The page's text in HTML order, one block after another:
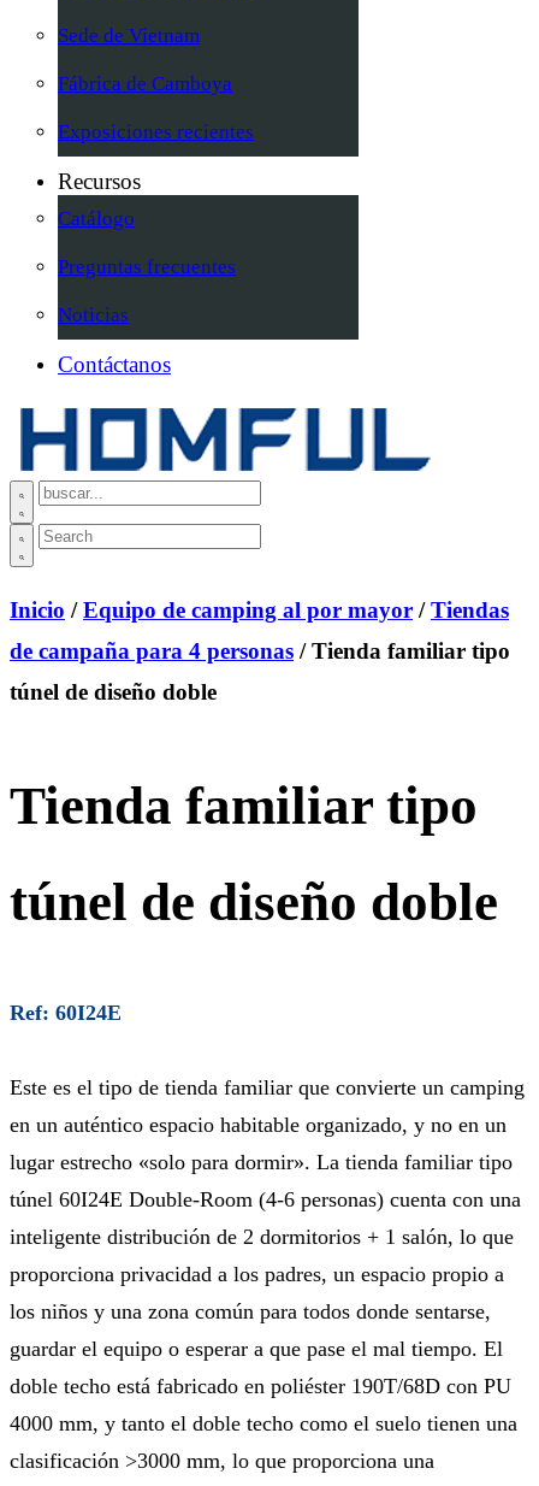
Sede de Vietnam
Fábrica de Camboya
Exposiciones recientes
Recursos
Catálogo
Preguntas frecuentes
Noticias
Contáctanos
Inicio /Equipo de camping al por mayor /Tiendas
de campaña para 4 personas / Tienda familiar tipo
túnel de diseño doble
Tienda familiar tipo
túnel de diseño doble
Ref: 60I24E
Este es el tipo de tienda familiar que convierte un camping
en un auténtico espacio habitable organizado, y no en un
lugar estrecho «solo para dormir». La tienda familiar tipo
túnel 60I24E Double-Room (4-6 personas) cuenta con una
inteligente distribución de 2 dormitorios + 1 salón, lo que
proporciona privacidad a los padres, un espacio propio a
los niños y una zona común para todos donde sentarse,
guardar el equipo o esperar a que pase el mal tiempo. El
doble techo está fabricado en poliéster 190T/68D con PU
4000 mm, y tanto el doble techo como el suelo tienen una
clasificación >3000 mm, lo que proporciona una